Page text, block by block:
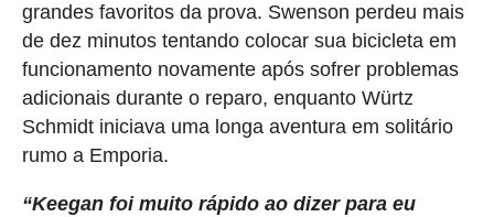
grandes favoritos da prova. Swenson perdeu mais
de dez minutos tentando colocar sua bicicleta em
funcionamento novamente após sofrer problemas
adicionais durante o reparo, enquanto Würtz
Schmidt iniciava uma longa aventura em solitário
rumo a Emporia.
“Keegan foi muito rápido ao dizer para eu